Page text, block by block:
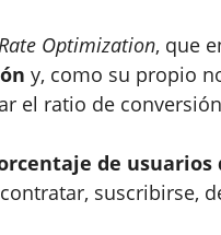
Optimization, que
y, como su propio
el ratio de
de usuarios
suscribirse,